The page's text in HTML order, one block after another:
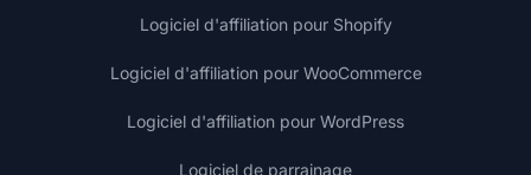
Logiciel d'affiliation pour Shopify
Logiciel d'affiliation pour WooCommerce
Logiciel d'affiliation pour WordPress
Logiciel de parrainage